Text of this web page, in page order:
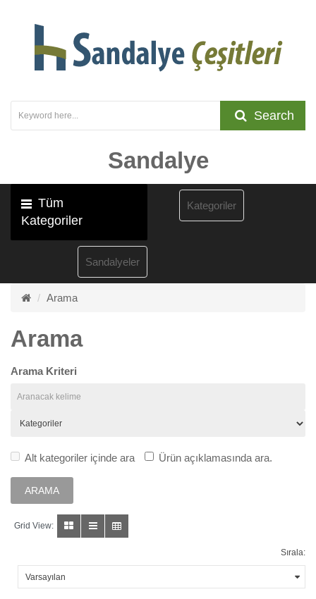
Search
Sandalye
Tüm
Kategoriler
Sandalyeler
Kategoriler
Arama
Arama
Arama Kriteri
Alt kategoriler içinde ara Ürün açıklamasında ara.
Grid View:
Sırala: